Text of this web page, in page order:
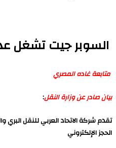
السوبر جيت تشغل
متابعة غاده المصري
بيان صادر عن وزارة النقل:
تقدم شركة الاتحاد العربي للنقل
الحجز الإلكتروني